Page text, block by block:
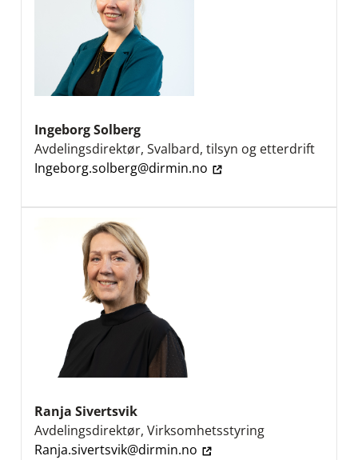
Ingeborg Solberg
Avdelingsdirektør, Svalbard, tilsyn og etterdrift
Ingeborg.solberg@dirmin.no
Ranja Sivertsvik
Avdelingsdirektør, Virksomhetsstyring
Ranja.sivertsvik@dirmin.no